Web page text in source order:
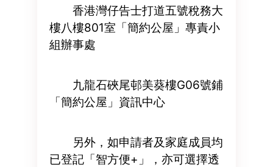
香港灣仔告士打道五號稅務大
樓八樓801室「簡約公屋」專責小
組辦事處
九龍石硤尾邨美葵樓G06號鋪
「簡約公屋」資訊中心
另外，如申請者及家庭成員均
已登記「智方便+」，亦可選擇透